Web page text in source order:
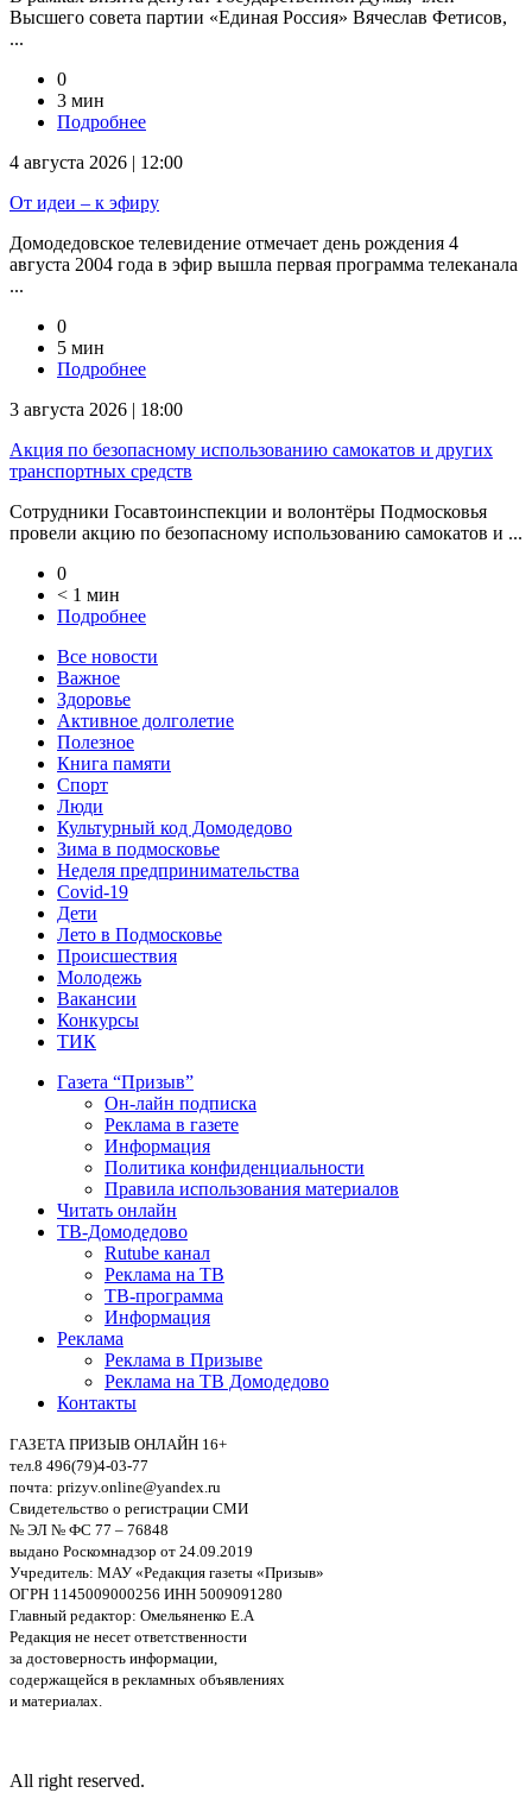
Высшего совета партии «Единая Россия» Вячеслав Фетисов,
...
0
3 мин
Подробнее
4 августа 2026 | 12:00
От идеи – к эфиру
Домодедовское телевидение отмечает день рождения 4
августа 2004 года в эфир вышла первая программа телеканала
...
0
5 мин
Подробнее
3 августа 2026 | 18:00
Акция по безопасному использованию самокатов и других
транспортных средств
Сотрудники Госавтоинспекции и волонтёры Подмосковья
провели акцию по безопасному использованию самокатов и ...
0
< 1 мин
Подробнее
Все новости
Важное
Здоровье
Активное долголетие
Полезное
Книга памяти
Спорт
Люди
Культурный код Домодедово
Зима в подмосковье
Неделя предпринимательства
Covid-19
Дети
Лето в Подмосковье
Происшествия
Молодежь
Вакансии
Конкурсы
ТИК
Газета “Призыв”
Он-лайн подписка
Реклама в газете
Информация
Политика конфиденциальности
Правила использования материалов
Читать онлайн
ТВ-Домодедово
Rutube канал
Реклама на ТВ
ТВ-программа
Информация
Реклама
Реклама в Призыве
Реклама на ТВ Домодедово
Контакты
ГАЗЕТА ПРИЗЫВ ОНЛАЙН 16+
тел.8 496(79)4-03-77
почта: prizyv.online@yandex.ru
Свидетельство о регистрации СМИ
№ ЭЛ № ФС 77 – 76848
выдано Роскомнадзор от 24.09.2019
Учредитель: МАУ «Редакция газеты «Призыв»
ОГРН 1145009000256 ИНН 5009091280
Главный редактор: Омельяненко Е.А
Редакция не несет ответственности
за достоверность информации,
содержащейся в рекламных объявлениях
и материалах.
All right reserved.